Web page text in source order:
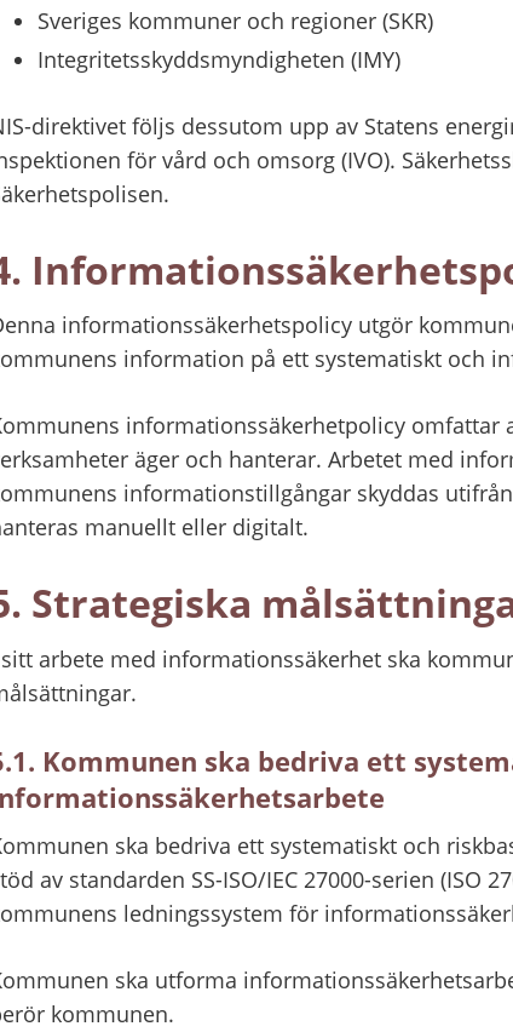
Sveriges kommuner och regioner (SKR)
Integritetsskyddsmyndigheten (IMY)
direktivet följs dessutom upp av Statens
för vård och omsorg (IVO).
informationssäkerhetspolicy utgör
information på ett systematiskt och
informationssäkerhetpolicy
äger och hanterar. Arbetet med
informationstillgångar skyddas
manuellt eller digitalt.
Strategiska
arbete med informationssäkerhet ska
Kommunen ska bedriva ett
ska bedriva ett systematiskt och
av standarden SS-ISO/IEC 27000-serien (ISO
ledningssystem för
ska utforma
kommunen.